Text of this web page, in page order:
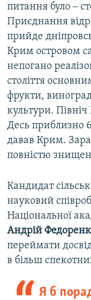
питання було ‒
Приєднання
прийде
Крим островом
непогано
століття
фрукти,
культури.
Десь приблизно
давав Крим.
повністю
Кандидат
науковий
Національної
Андрій
переймати
в більш
Я б